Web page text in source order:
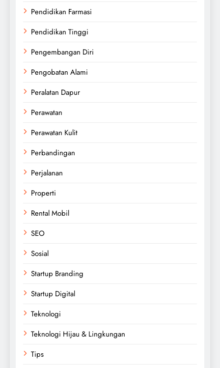
Pendidikan Farmasi
Pendidikan Tinggi
Pengembangan Diri
Pengobatan Alami
Peralatan Dapur
Perawatan
Perawatan Kulit
Perbandingan
Perjalanan
Properti
Rental Mobil
SEO
Sosial
Startup Branding
Startup Digital
Teknologi
Teknologi Hijau & Lingkungan
Tips